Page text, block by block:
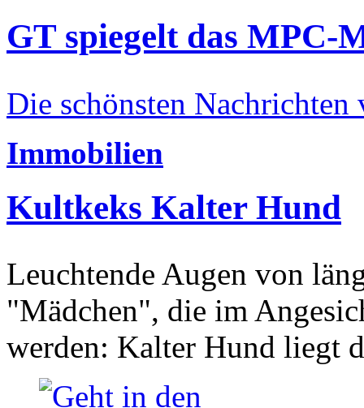
GT spiegelt das MPC-
Die schönsten Nachrichten
Immobilien
Kultkeks Kalter Hund
Leuchtende Augen von
"Mädchen", die im
werden: Kalter Hund liegt